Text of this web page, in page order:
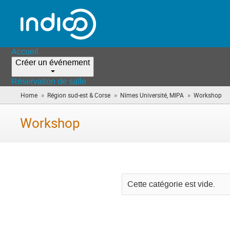
Accueil
Créer un événement
Réservation de salle
Home » Région sud-est & Corse » Nîmes Université, MIPA » Workshop
Workshop
Cette catégorie est vide.